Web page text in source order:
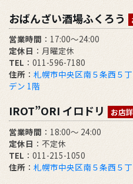
おばんざい酒場ふくろう
営業時間 ：17:00～24:00
定休日 ：月曜定休
TEL ：011-596-7180
住所 ： 札幌市中央区南５条西５
デン 1階
IROT”ORI イロドリ お店
営業時間 ：18:00～ 24:00
定休日 ：不定休
TEL ：011-215-1050
住所 ： 札幌市中央区南５条西５